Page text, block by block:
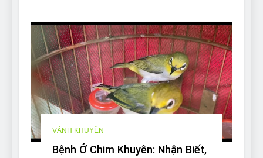
VÀNH KHUYÊN
Bệnh Ở Chim Khuyên: Nhận Biết,